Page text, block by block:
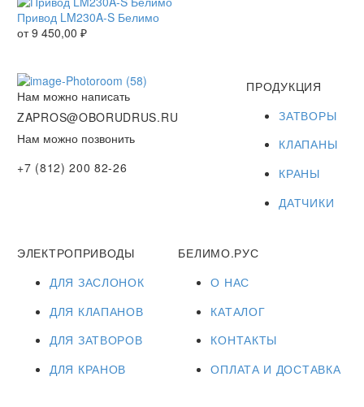
Привод LM230A-S Белимо
от9 450,00 ₽
Нам можно написать
ZAPROS@OBORUDRUS.RU
Нам можно позвонить
+7 (812) 200 82-26
ПРОДУКЦИЯ
ЗАТВОРЫ
КЛАПАНЫ
КРАНЫ
ДАТЧИКИ
ЭЛЕКТРОПРИВОДЫ
ДЛЯ ЗАСЛОНОК
ДЛЯ КЛАПАНОВ
ДЛЯ ЗАТВОРОВ
ДЛЯ КРАНОВ
БЕЛИМО.РУС
О НАС
КАТАЛОГ
КОНТАКТЫ
ОПЛАТА И ДОСТАВКА